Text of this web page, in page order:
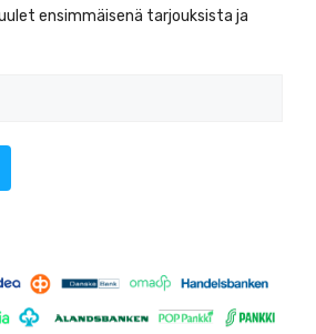
ensimmäisenä tarjouksista ja